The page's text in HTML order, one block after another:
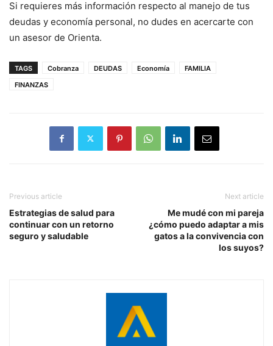
Si requieres más información respecto al manejo de tus
deudas y economía personal, no dudes en acercarte con
un asesor de Orienta.
TAGS Cobranza DEUDAS Economía
FAMILIA
FINANZAS
Previous article
Estrategias de salud para
continuar con un retorno
seguro y saludable
Next article
Me mudé con mi pareja
¿cómo puedo adaptar a mis
gatos a la convivencia con
los suyos?